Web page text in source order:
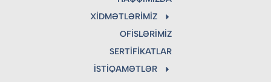
XIDMƏTLƏRIMIZ
OFISLƏRIMIZ
SERTIFIKATLAR
İSTIQAMƏTLƏR